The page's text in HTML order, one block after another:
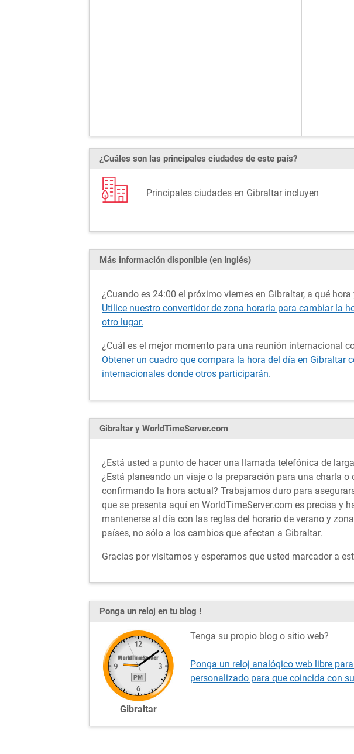
¿Cuáles son las principales ciudades de este país?
Principales ciudades en Gibraltar incluyen
Más información disponible (en Inglés)
¿Cuando es 24:00 el próximo viernes en Gibraltar, a qué
Utilice nuestro convertidor de zona horaria para cambiar la
otro lugar.
¿Cuál es el mejor momento para una reunión internacional
Obtener un cuadro que compara la hora del día en Gibraltar
internacionales donde otros participarán.
Gibraltar y WorldTimeServer.com
¿Está usted a punto de hacer una llamada telefónica de
¿Está planeando un viaje o la preparación para una charla
confirmando la hora actual? Trabajamos duro para
que se presenta aquí en WorldTimeServer.com es precisa y
mantenerse al día con las reglas del horario de verano y
países, no sólo a los cambios que afectan a Gibraltar.
Gracias por visitarnos y esperamos que usted marcador a
Ponga un reloj en tu blog !
Gibraltar
Tenga su propio blog o sitio web?
Ponga un reloj analógico web libre
personalizado para que coincida con